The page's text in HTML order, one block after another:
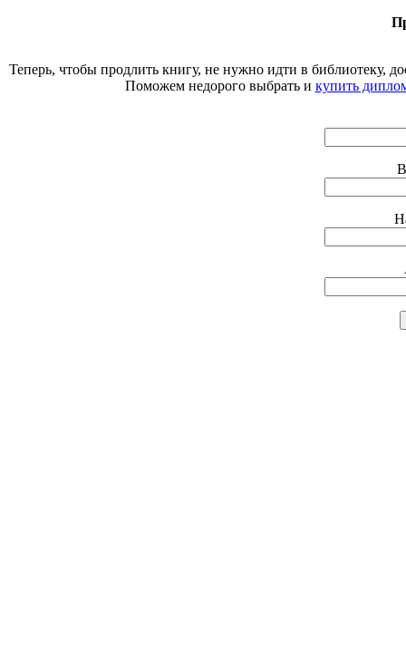
Теперь, чтобы продлить книгу, не нужно идти в библиотеку,
Поможем недорого выбрать и купить